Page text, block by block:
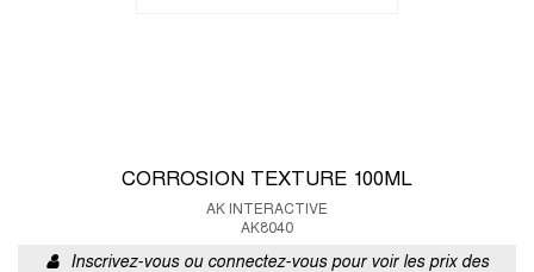
CORROSION TEXTURE 100ML
AK INTERACTIVE
AK8040
Inscrivez-vous ou connectez-vous pour voir les prix des